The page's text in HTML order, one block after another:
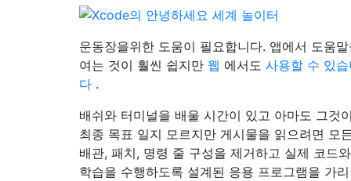
운동장을위한 도움이 필요합니다. 앱에서 도움
여는 것이 훨씬 쉽지만 웹 에서도 사용할 수 있
다 .
배쉬와 터미널을 배울 시간이 있고 아마도 그것
최종 목표 일지 모르지만 게시물을 읽으려면 모
배관, 패치, 명령 줄 구성을 제거하고 실제 코드와
학습을 수행하도록 설계된 응용 프로그램을 가